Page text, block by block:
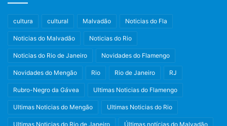
cultura cultural Malvadão Noticias do Fla
Noticias do Malvadão Noticias do Rio
Noticias do Rio de Janeiro Novidades do Flamengo
Novidades do Mengão Rio Rio de Janeiro RJ
Rubro-Negro da Gávea Ultimas Noticias do Flamengo
Ultimas Noticias do Mengão Ultimas Noticias do Rio
Ultimas Noticias do Rio de Janeiro Últimas notícias do Malvadão